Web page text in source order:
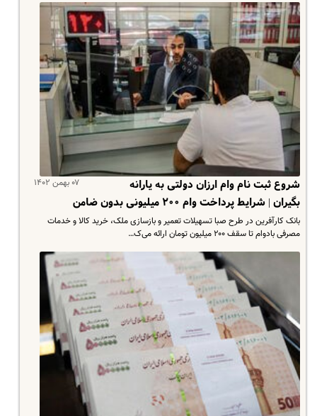
۰۷ بهمن ۱۴۰۲
شروع ثبت نام وام ارزان دولتی به یارانه
بگیران | شرایط پرداخت وام ۲۰۰ میلیونی بدون ضامن
بانک کارآفرین در طرح صبا تسهیلات تعمیر و بازسازی ملک، خرید کالا و خدمات
مصرفی بادوام تا سقف ۲۰۰ میلیون تومان ارائه می‌ک…